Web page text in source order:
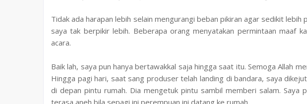
Tidak ada harapan lebih selain mengurangi beban pikiran agar sedikit lebih
saya tak berpikir lebih. Beberapa orang menyatakan permintaan maaf
acara.
Baik lah, saya pun hanya bertawakkal saja hingga saat itu. Semoga Allah
Hingga pagi hari, saat sang produser telah landing di bandara, saya
di depan pintu rumah. Dia mengetuk pintu sambil memberi salam. Saya
terasa aneh bila sepagi ini perempuan ini datang ke rumah.